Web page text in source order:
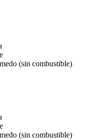
(sin combustible)
(sin combustible)